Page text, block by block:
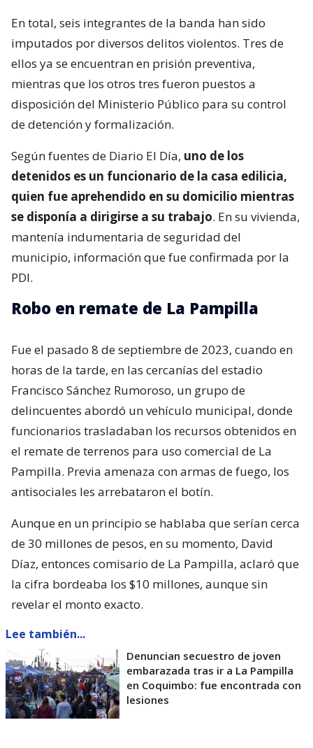
En total, seis integrantes de la banda han sido
imputados por diversos delitos violentos. Tres de
ellos ya se encuentran en prisión preventiva,
mientras que los otros tres fueron puestos a
disposición del Ministerio Público para su control
de detención y formalización.
Según fuentes de Diario El Día, uno de los
detenidos es un funcionario de la casa edilicia,
quien fue aprehendido en su domicilio mientras
se disponía a dirigirse a su trabajo. En su vivienda,
mantenía indumentaria de seguridad del
municipio, información que fue confirmada por la
PDI.
Robo en remate de La Pampilla
Fue el pasado 8 de septiembre de 2023, cuando en
horas de la tarde, en las cercanías del estadio
Francisco Sánchez Rumoroso, un grupo de
delincuentes abordó un vehículo municipal, donde
funcionarios trasladaban los recursos obtenidos en
el remate de terrenos para uso comercial de La
Pampilla. Previa amenaza con armas de fuego, los
antisociales les arrebataron el botín.
Aunque en un principio se hablaba que serían cerca
de 30 millones de pesos, en su momento, David
Díaz, entonces comisario de La Pampilla, aclaró que
la cifra bordeaba los $10 millones, aunque sin
revelar el monto exacto.
Lee también...
Denuncian secuestro de joven
embarazada tras ir a La Pampilla
en Coquimbo: fue encontrada con
lesiones